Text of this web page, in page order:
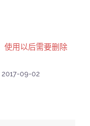
使用以后需要删除
09-02